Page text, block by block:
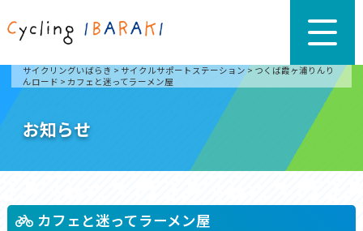
サイクリングいばらき > サイクルサポートステーション> つくば霞ヶ浦りんり
んロード > カフェと迷ってラーメン屋
お知らせ
カフェと迷ってラーメン屋